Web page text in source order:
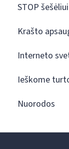
STOP šešėliui
Krašto
Interneto
Ieškome
Nuorodos